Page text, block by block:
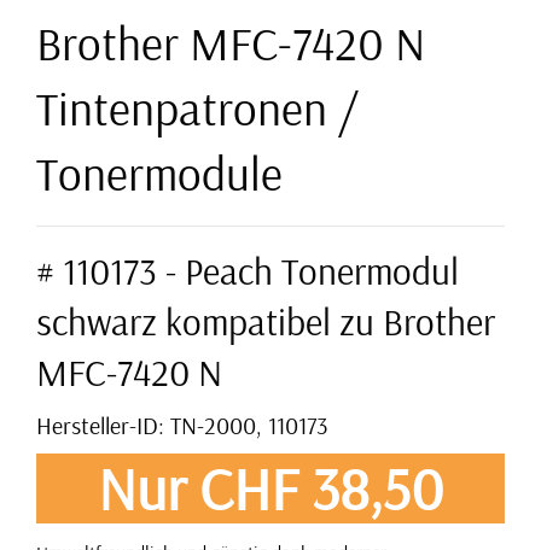
Brother MFC-7420 N
Tintenpatronen /
Tonermodule
# 110173 - Peach Tonermodul
schwarz kompatibel zu Brother
MFC-7420 N
Hersteller-ID: TN-2000, 110173
Nur CHF 38,50